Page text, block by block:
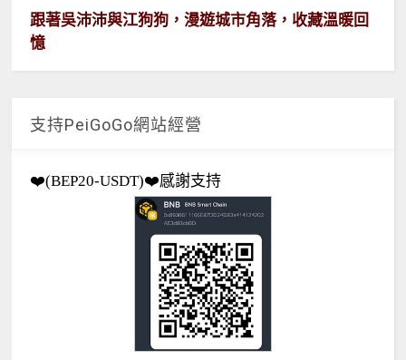
跟著吳沛沛與江狗狗，漫遊城市角落，收藏溫暖回
憶
支持PeiGoGo網站經營
❤️(BEP20-USDT)❤️感謝支持